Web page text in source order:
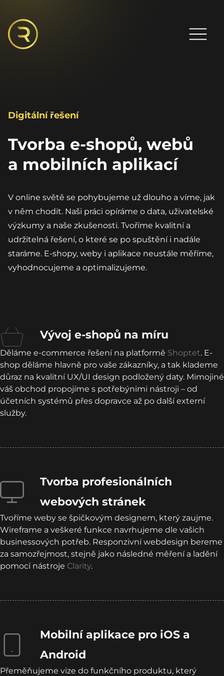
Digitální řešení
Tvorba e-shopů, webů
a mobilních aplikací
V online světě se pohybujeme už dlouho a víme, jak
v něm chodit. Naši práci opíráme o data, uživatelské
výzkumy a naše zkušenosti. Tvoříme kvalitní a
udržitelná řešení, o které se po spuštění i nadále
staráme. E-shopy, weby i aplikace neustále měříme,
vyhodnocujeme a optimalizujeme.
Vývoj e-shopů na míru
Děláme e-commerce řešení na platformě Shoptet. E-
shop děláme hlavně pro vaše zákazníky, a tak klademe
důraz na kvalitní UX/UI design podložený daty. Mimojiné
váš obchod propojíme s potřebýnimi nástroji – od
účetních systémů přes dopravce až po další externí
služby.
Tvorba profesionálních
webových stránek
Tvoříme weby se špičkovým designem, který zaujme.
Wireframe a veškeré funkce navrhujeme dle vašich
businessových potřeb. Responzivní webdesign bereme
za samozřejmost, stejně jako následné měření a ladění
pomocí nástroje Clarity.
Mobilní aplikace pro iOS a
Android
Přeměňujeme vize do funkčního produktu, který